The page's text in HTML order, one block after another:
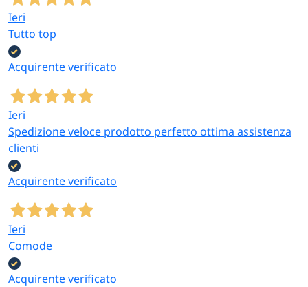
Ieri
Tutto top
Acquirente verificato
Ieri
Spedizione veloce prodotto perfetto ottima assistenza
clienti
Acquirente verificato
Ieri
Comode
Acquirente verificato